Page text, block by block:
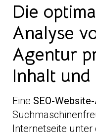
Die
Analyse
Agentur
Inhalt und
Eine SEO-
Internetseite unter